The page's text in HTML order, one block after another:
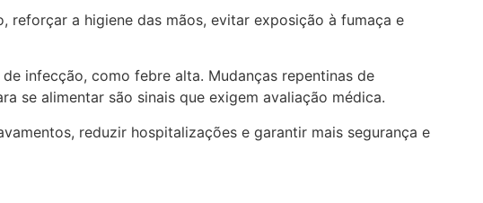
reforçar a higiene das mãos, evitar exposição à fumaça e
infecção, como febre alta. Mudanças repentinas de
se alimentar são sinais que exigem avaliação médica.
reduzir hospitalizações e garantir mais segurança e